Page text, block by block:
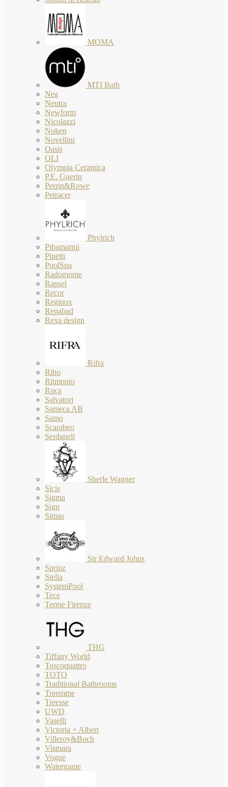
MOMA
MTI Bath
Nea
Neutra
Newform
Nicolazzi
Noken
Novellini
Oasis
OLI
Olympia Ceramica
P.E. Guerin
Perrin&Rowe
Petracer
Phylrich
Pibamarmi
Pinetti
PoolSpa
Radomonte
Rapsel
Recor
Reginox
Repabad
Rexa design
Rifra
Riho
Ritmonio
Roca
Salvatori
Sameca AB
Samo
Scarabeo
Serdaneli
Sherle Wagner
Sicis
Sigma
Sign
Simas
Sir Edward Johns
Sprinz
Stella
SystemPool
Tece
Terme Firenze
THG
Tiffany World
Toscoquattro
TOTO
Traditional Bathrooms
Treemme
Treesse
UWD
Vaselli
Victoria + Albert
Villeroy&Boch
Vismara
Vogue
Watergame